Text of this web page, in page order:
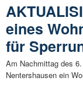
eines
für
Am Nachmittag des
Nentershausen ein